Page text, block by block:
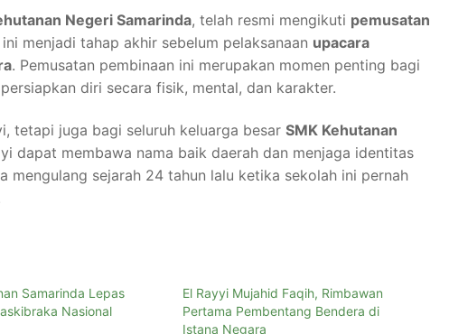
Negeri Samarinda, telah resmi mengikuti pemusatan
menjadi tahap akhir sebelum pelaksanaan upacara
. Pemusatan pembinaan ini merupakan momen penting bagi
diri secara fisik, mental, dan karakter.
tetapi juga bagi seluruh keluarga besar SMK Kehutanan
dapat membawa nama baik daerah dan menjaga identitas
mengulang sejarah 24 tahun lalu ketika sekolah ini pernah
Samarinda Lepas
Nasional
El Rayyi Mujahid Faqih, Rimbawan
Pertama Pembentang Bendera di
Istana Negara